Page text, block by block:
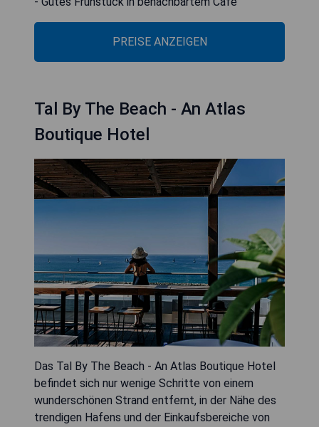
PREISE ANZEIGEN
Tal By The Beach - An Atlas
Boutique Hotel
Das Tal By The Beach - An Atlas Boutique Hotel
befindet sich nur wenige Schritte von einem
wunderschönen Strand entfernt, in der Nähe des
trendigen Hafens und der Einkaufsbereiche von